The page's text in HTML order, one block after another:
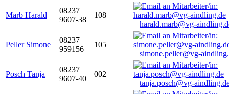
Marb Harald
08237
9607-38
108
harald.marb@vg-
Peller Simone
08237
959156
105
simone.peller@vg-
Posch Tanja
08237
9607-40
002
tanja.posch@vg-